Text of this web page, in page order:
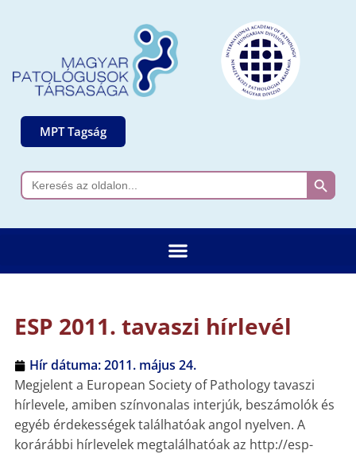
MPT Tagság
Search
for:
Search
ESP 2011. tavaszi hírlevél
Hír dátuma:2011. május 24.
Megjelent a European Society of Pathology tavaszi
hírlevele, amiben színvonalas interjúk, beszámolók és
egyéb érdekességek találhatóak angol nyelven. A
korárábbi hírlevelek megtalálhatóak az http://esp-